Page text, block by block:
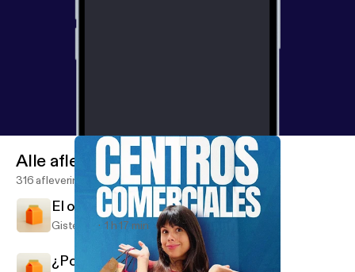
Alle afleveringen
316 afleveringen
El origen de los apellidos | 314
Gisteren 1 h 17 min
¿Por qué existen los mitos? | 313